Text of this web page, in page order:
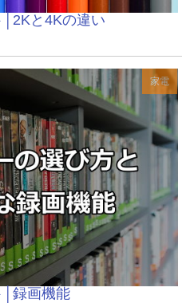
と4Kの違い
家電
│録画機能